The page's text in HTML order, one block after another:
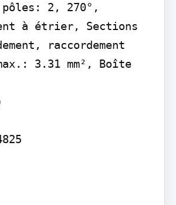
pôles: 2, 270°,
à étrier, Sections
raccordement
3.31 mm², Boîte